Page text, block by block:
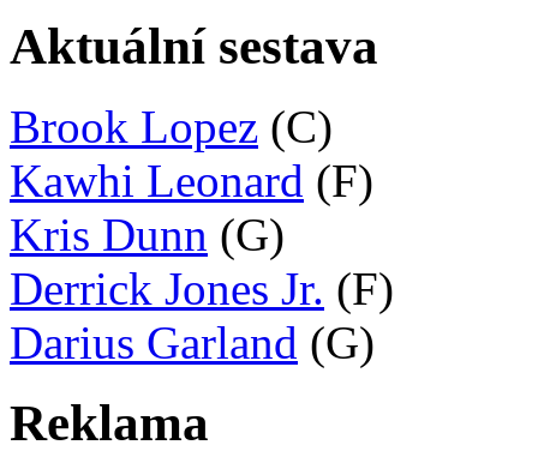
Aktuální sestava
Brook Lopez (C)
Kawhi Leonard (F)
Kris Dunn (G)
Derrick Jones Jr. (F)
Darius Garland (G)
Reklama